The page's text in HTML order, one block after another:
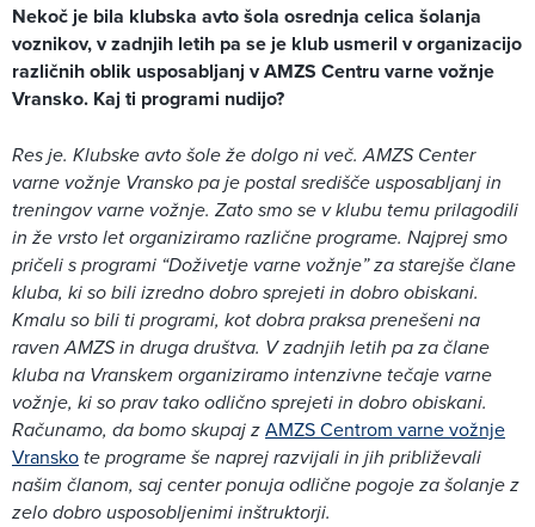
Nekoč je bila klubska avto šola osrednja celica šolanja
voznikov, v zadnjih letih pa se je klub usmeril v organizacijo
različnih oblik usposabljanj v AMZS Centru varne vožnje
Vransko. Kaj ti programi nudijo?
Res je. Klubske avto šole že dolgo ni več. AMZS Center
varne vožnje Vransko pa je postal središče usposabljanj in
treningov varne vožnje. Zato smo se v klubu temu prilagodili
in že vrsto let organiziramo različne programe. Najprej smo
pričeli s programi “Doživetje varne vožnje” za starejše člane
kluba, ki so bili izredno dobro sprejeti in dobro obiskani.
Kmalu so bili ti programi, kot dobra praksa prenešeni na
raven AMZS in druga društva. V zadnjih letih pa za člane
kluba na Vranskem organiziramo intenzivne tečaje varne
vožnje, ki so prav tako odlično sprejeti in dobro obiskani.
Računamo, da bomo skupaj zAMZS Centrom varne vožnje
Vransko te programe še naprej razvijali in jih približevali
našim članom, saj center ponuja odlične pogoje za šolanje z
zelo dobro usposobljenimi inštruktorji.